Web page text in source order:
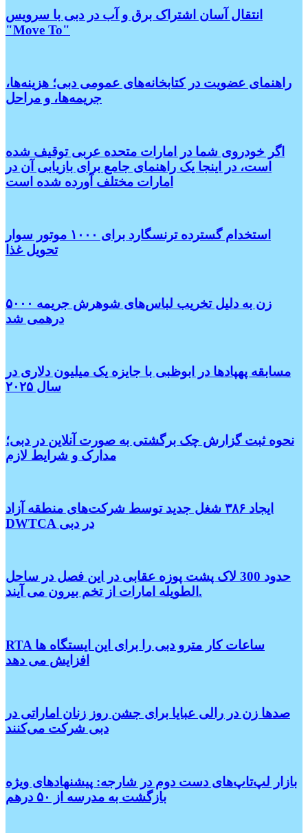
انتقال آسان اشتراک برق و آب در دبی با سرویس
"Move To"
راهنمای عضویت در کتابخانه‌های عمومی دبی؛ هزینه‌ها،
جریمه‌ها، و مراحل
اگر خودروی شما در امارات متحده عربی توقیف شده
است، در اینجا یک راهنمای جامع برای بازیابی آن در
امارات مختلف آورده شده است
استخدام گسترده ترنسگارد برای ۱۰۰۰ موتور سوار
تحویل غذا
زن به دلیل تخریب لباس‌های شوهرش جریمه ۵۰۰۰
درهمی شد
مسابقه پهپادها در ابوظبی با جایزه یک میلیون دلاری در
سال ۲۰۲۵
نحوه ثبت گزارش چک برگشتی به صورت آنلاین در دبی؛
مدارک و شرایط لازم
ایجاد ۳۸۶ شغل جدید توسط شرکت‌های منطقه آزاد
DWTCA در دبی
حدود 300 لاک پشت پوزه عقابی در این فصل در ساحل
الطویله امارات از تخم بیرون می آیند.
RTA ساعات کار مترو دبی را برای این ایستگاه ها
افزایش می دهد
صدها زن در رالی عبایا برای جشن روز زنان اماراتی در
دبی شرکت می‌کنند
بازار لپ‌تاپ‌های دست دوم در شارجه: پیشنهادهای ویژه
بازگشت به مدرسه از ۵۰ درهم